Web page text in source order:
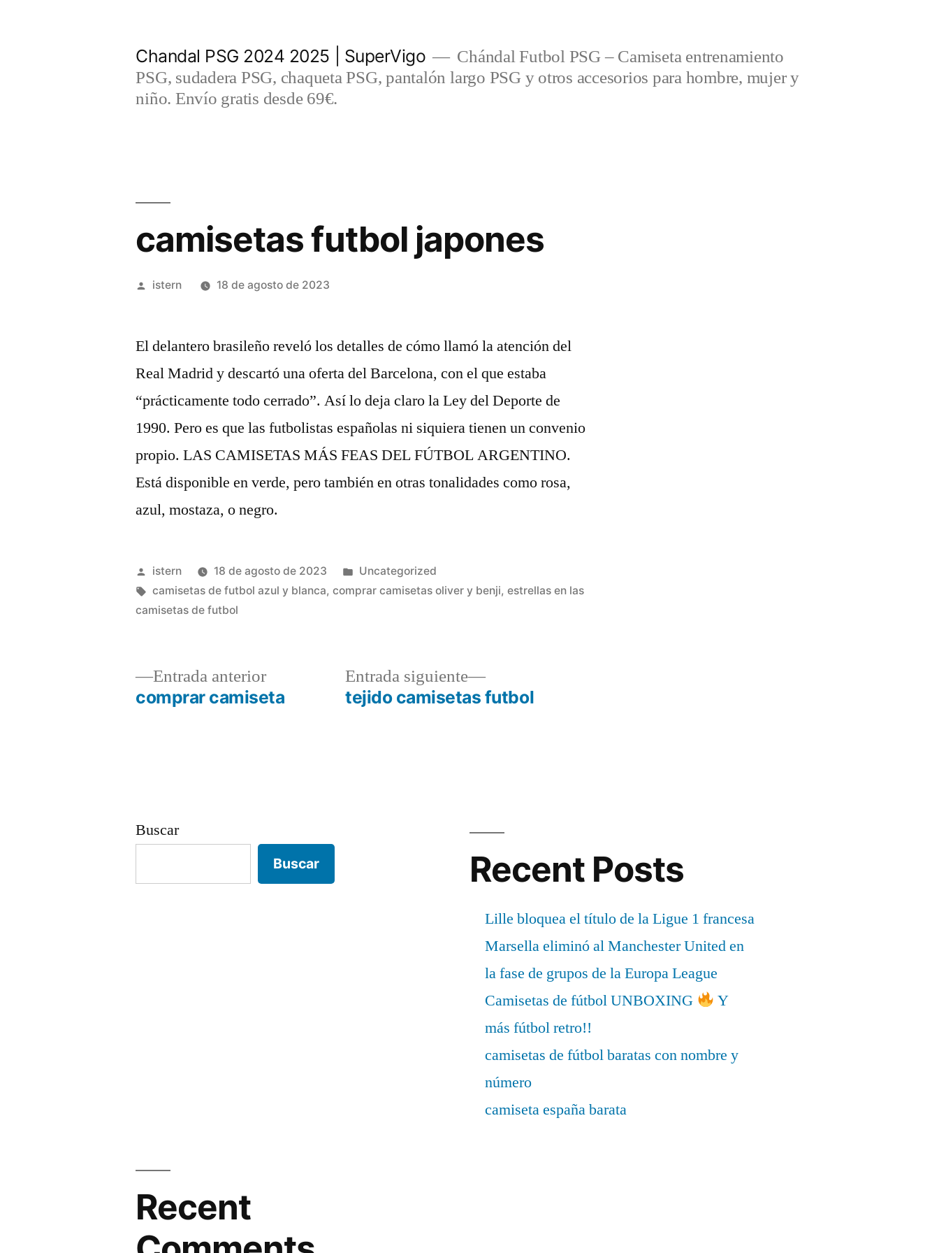
Chandal PSG 2024 2025 | SuperVigo
Chándal Futbol PSG – Camiseta entrenamiento
PSG, sudadera PSG, chaqueta PSG, pantalón largo PSG y otros accesorios para hombre, mujer y
niño. Envío gratis desde 69€.
camisetas futbol japones
Publicado
istern 18 de agosto de 2023
El delantero brasileño reveló los detalles de cómo llamó la atención del
Real Madrid y descartó una oferta del Barcelona, con el que estaba
“prácticamente todo cerrado”. Así lo deja claro la Ley del Deporte de
1990. Pero es que las futbolistas españolas ni siquiera tienen un convenio
propio. LAS CAMISETAS MÁS FEAS DEL FÚTBOL ARGENTINO.
Está disponible en verde, pero también en otras tonalidades como rosa,
azul, mostaza, o negro.
Publicado
por
istern 18 de agosto de 2023
Publicado
en
Uncategorized
Etiquetas:
camisetas de futbol azul y blanca,comprar camisetas oliver y benji,estrellas en las
camisetas de futbol
Navegación
Entrada anteriorEntrada
anterior:
comprar camiseta
Entrada siguiente
Entrada
siguiente:
tejido camisetas futbol
Buscar
Buscar Recent Posts
Lille bloquea el título de la Ligue 1 francesa
Marsella eliminó al Manchester United en
la fase de grupos de la Europa League
Camisetas de fútbol UNBOXING
Y
más fútbol retro!!
camisetas de fútbol baratas con nombre y
número
camiseta españa barata
Recent